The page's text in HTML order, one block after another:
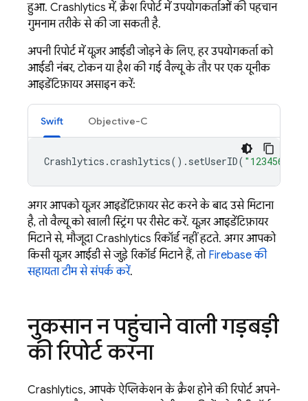
हुआ. Crashlytics में, क्रैश रिपोर्ट में उपयोगकर्ताओं की पहचान
गुमनाम तरीके से की जा सकती है.
अपनी रिपोर्ट में यूज़र आईडी जोड़ने के लिए, हर उपयोगकर्ता को
आईडी नंबर, टोकन या हैश की गई वैल्यू के तौर पर एक यूनीक
आइडेंटिफ़ायर असाइन करें:
Swift Objective-C
Crashlytics .crashlytics(). setUserID( "123456789"
अगर आपको यूज़र आइडेंटिफ़ायर सेट करने के बाद उसे मिटाना
है, तो वैल्यू को खाली स्ट्रिंग पर रीसेट करें. यूज़र आइडेंटिफ़ायर
मिटाने से, मौजूदाCrashlytics रिकॉर्ड नहीं हटते. अगर आपको
किसी यूज़र आईडी से जुड़े रिकॉर्ड मिटाने हैं, तो Firebase की
सहायता टीम से संपर्क करें.
नुकसान न पहुंचाने वाली गड़बड़ी
की रिपोर्ट करना
Crashlytics, आपके ऐप्लिकेशन के क्रैश होने की रिपोर्ट अपने-